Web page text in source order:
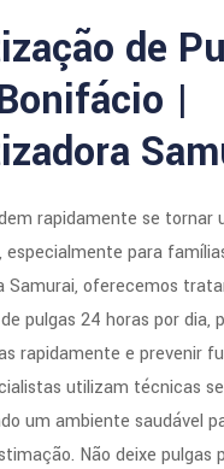
de
|
rapidamente se tornar
especialmente para
Samurai, oferecemos
pulgas 24 horas por dia,
rapidamente e prevenir
utilizam técnicas
um ambiente saudável
Não deixe pulgas